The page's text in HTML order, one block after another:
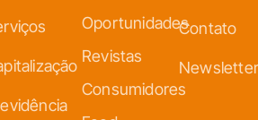
Oportunidades
Revistas
Consumidores
Contato
Newsletter